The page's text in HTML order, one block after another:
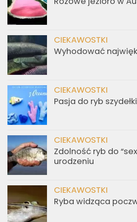
CIEKAWOSTKI
Wyhodować
CIEKAWOSTKI
Pasja do ryb
CIEKAWOSTKI
Zdolność ryb do
urodzeniu
CIEKAWOSTKI
Ryba widząca